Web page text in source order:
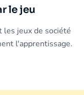
le jeu
les jeux de société
l'apprentissage.